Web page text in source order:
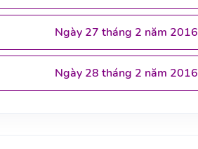
Ngày 27 tháng 2 năm 2016
Ngày 28 tháng 2 năm 2016